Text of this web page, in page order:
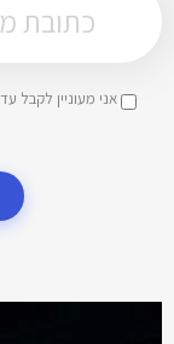
אני מעוניין לקבל